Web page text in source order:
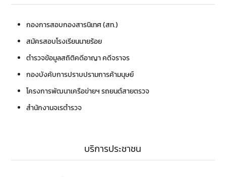
กองการสอบกองสารนิเทศ (สท.)
สมัครสอบโรงเรียนนายร้อย
ตำรวจข้อมูลสถิติคดีอาญา คดีจราจร
กองบังคับการปราบปรามการค้ามนุษย์
โครงการพัฒนาเครือข่ายฯ รถยนต์สายตรวจ
สำนักงานจเรตำรวจ
บริการประชาชน